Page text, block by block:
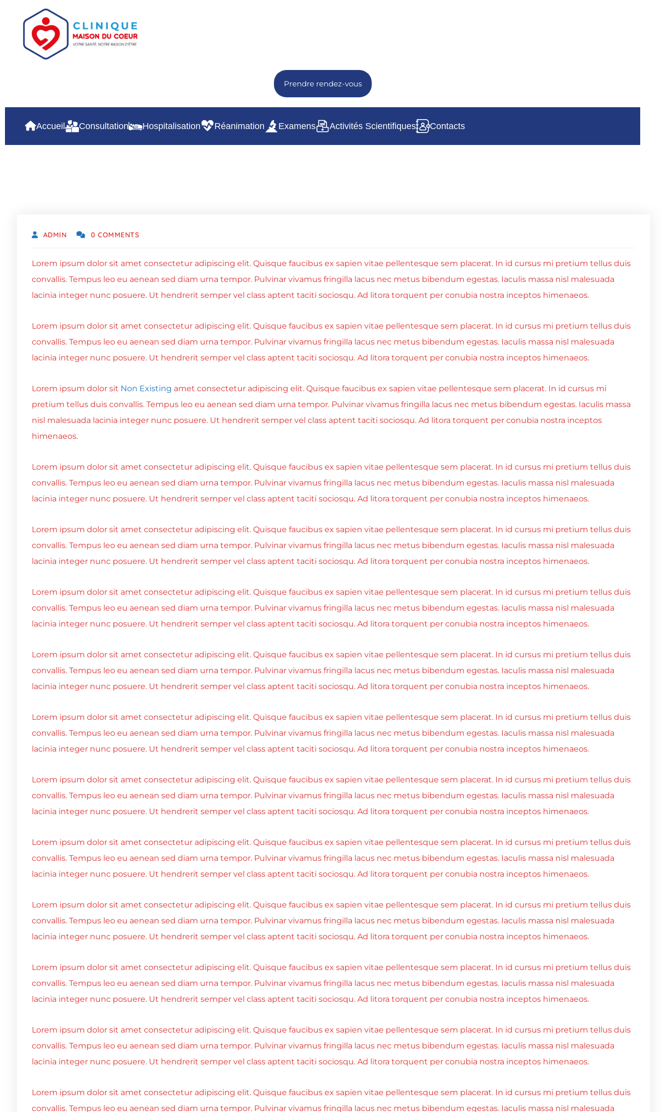
Prendre rendez-vous
Accueil Consultation Hospitalisation Réanimation Examens Activités Scientifiques Contacts
ADMIN 0 COMMENTS
Lorem ipsum dolor sit amet consectetur adipiscing elit. Quisque faucibus ex sapien vitae pellentesque sem placerat. In id cursus mi pretium tellus duis
convallis. Tempus leo eu aenean sed diam urna tempor. Pulvinar vivamus fringilla lacus nec metus bibendum egestas. Iaculis massa nisl malesuada
lacinia integer nunc posuere. Ut hendrerit semper vel class aptent taciti sociosqu. Ad litora torquent per conubia nostra inceptos himenaeos.
Lorem ipsum dolor sit amet consectetur adipiscing elit. Quisque faucibus ex sapien vitae pellentesque sem placerat. In id cursus mi pretium tellus duis
convallis. Tempus leo eu aenean sed diam urna tempor. Pulvinar vivamus fringilla lacus nec metus bibendum egestas. Iaculis massa nisl malesuada
lacinia integer nunc posuere. Ut hendrerit semper vel class aptent taciti sociosqu. Ad litora torquent per conubia nostra inceptos himenaeos.
Lorem ipsum dolor sit Non Existing amet consectetur adipiscing elit. Quisque faucibus ex sapien vitae pellentesque sem placerat. In id cursus mi
pretium tellus duis convallis. Tempus leo eu aenean sed diam urna tempor. Pulvinar vivamus fringilla lacus nec metus bibendum egestas. Iaculis massa
nisl malesuada lacinia integer nunc posuere. Ut hendrerit semper vel class aptent taciti sociosqu. Ad litora torquent per conubia nostra inceptos
himenaeos.
Lorem ipsum dolor sit amet consectetur adipiscing elit. Quisque faucibus ex sapien vitae pellentesque sem placerat. In id cursus mi pretium tellus duis
convallis. Tempus leo eu aenean sed diam urna tempor. Pulvinar vivamus fringilla lacus nec metus bibendum egestas. Iaculis massa nisl malesuada
lacinia integer nunc posuere. Ut hendrerit semper vel class aptent taciti sociosqu. Ad litora torquent per conubia nostra inceptos himenaeos.
Lorem ipsum dolor sit amet consectetur adipiscing elit. Quisque faucibus ex sapien vitae pellentesque sem placerat. In id cursus mi pretium tellus duis
convallis. Tempus leo eu aenean sed diam urna tempor. Pulvinar vivamus fringilla lacus nec metus bibendum egestas. Iaculis massa nisl malesuada
lacinia integer nunc posuere. Ut hendrerit semper vel class aptent taciti sociosqu. Ad litora torquent per conubia nostra inceptos himenaeos.
Lorem ipsum dolor sit amet consectetur adipiscing elit. Quisque faucibus ex sapien vitae pellentesque sem placerat. In id cursus mi pretium tellus duis
convallis. Tempus leo eu aenean sed diam urna tempor. Pulvinar vivamus fringilla lacus nec metus bibendum egestas. Iaculis massa nisl malesuada
lacinia integer nunc posuere. Ut hendrerit semper vel class aptent taciti sociosqu. Ad litora torquent per conubia nostra inceptos himenaeos.
Lorem ipsum dolor sit amet consectetur adipiscing elit. Quisque faucibus ex sapien vitae pellentesque sem placerat. In id cursus mi pretium tellus duis
convallis. Tempus leo eu aenean sed diam urna tempor. Pulvinar vivamus fringilla lacus nec metus bibendum egestas. Iaculis massa nisl malesuada
lacinia integer nunc posuere. Ut hendrerit semper vel class aptent taciti sociosqu. Ad litora torquent per conubia nostra inceptos himenaeos.
Lorem ipsum dolor sit amet consectetur adipiscing elit. Quisque faucibus ex sapien vitae pellentesque sem placerat. In id cursus mi pretium tellus duis
convallis. Tempus leo eu aenean sed diam urna tempor. Pulvinar vivamus fringilla lacus nec metus bibendum egestas. Iaculis massa nisl malesuada
lacinia integer nunc posuere. Ut hendrerit semper vel class aptent taciti sociosqu. Ad litora torquent per conubia nostra inceptos himenaeos.
Lorem ipsum dolor sit amet consectetur adipiscing elit. Quisque faucibus ex sapien vitae pellentesque sem placerat. In id cursus mi pretium tellus duis
convallis. Tempus leo eu aenean sed diam urna tempor. Pulvinar vivamus fringilla lacus nec metus bibendum egestas. Iaculis massa nisl malesuada
lacinia integer nunc posuere. Ut hendrerit semper vel class aptent taciti sociosqu. Ad litora torquent per conubia nostra inceptos himenaeos.
Lorem ipsum dolor sit amet consectetur adipiscing elit. Quisque faucibus ex sapien vitae pellentesque sem placerat. In id cursus mi pretium tellus duis
convallis. Tempus leo eu aenean sed diam urna tempor. Pulvinar vivamus fringilla lacus nec metus bibendum egestas. Iaculis massa nisl malesuada
lacinia integer nunc posuere. Ut hendrerit semper vel class aptent taciti sociosqu. Ad litora torquent per conubia nostra inceptos himenaeos.
Lorem ipsum dolor sit amet consectetur adipiscing elit. Quisque faucibus ex sapien vitae pellentesque sem placerat. In id cursus mi pretium tellus duis
convallis. Tempus leo eu aenean sed diam urna tempor. Pulvinar vivamus fringilla lacus nec metus bibendum egestas. Iaculis massa nisl malesuada
lacinia integer nunc posuere. Ut hendrerit semper vel class aptent taciti sociosqu. Ad litora torquent per conubia nostra inceptos himenaeos.
Lorem ipsum dolor sit amet consectetur adipiscing elit. Quisque faucibus ex sapien vitae pellentesque sem placerat. In id cursus mi pretium tellus duis
convallis. Tempus leo eu aenean sed diam urna tempor. Pulvinar vivamus fringilla lacus nec metus bibendum egestas. Iaculis massa nisl malesuada
lacinia integer nunc posuere. Ut hendrerit semper vel class aptent taciti sociosqu. Ad litora torquent per conubia nostra inceptos himenaeos.
Lorem ipsum dolor sit amet consectetur adipiscing elit. Quisque faucibus ex sapien vitae pellentesque sem placerat. In id cursus mi pretium tellus duis
convallis. Tempus leo eu aenean sed diam urna tempor. Pulvinar vivamus fringilla lacus nec metus bibendum egestas. Iaculis massa nisl malesuada
lacinia integer nunc posuere. Ut hendrerit semper vel class aptent taciti sociosqu. Ad litora torquent per conubia nostra inceptos himenaeos.
Lorem ipsum dolor sit amet consectetur adipiscing elit. Quisque faucibus ex sapien vitae pellentesque sem placerat. In id cursus mi pretium tellus duis
convallis. Tempus leo eu aenean sed diam urna tempor. Pulvinar vivamus fringilla lacus nec metus bibendum egestas. Iaculis massa nisl malesuada